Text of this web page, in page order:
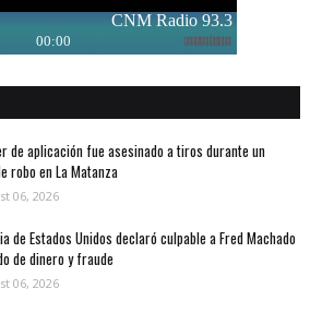
de aplicación fue asesinado a tiros durante un
robo en La Matanza
06, 2026
de Estados Unidos declaró culpable a Fred Machado
de dinero y fraude
06, 2026